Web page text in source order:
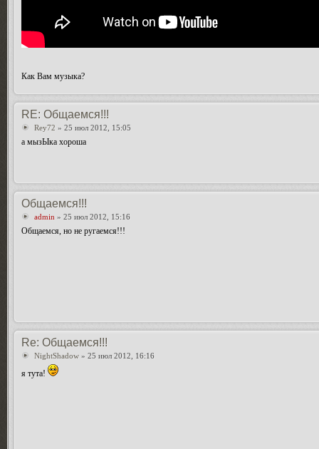
Как Вам музыка?
RE: Общаемся!!!
Rey72 » 25 июл 2012, 15:05
а мызЫка хороша
Общаемся!!!
admin » 25 июл 2012, 15:16
Общаемся, но не ругаемся!!!
Re: Общаемся!!!
NightShadow » 25 июл 2012, 16:16
я тута!